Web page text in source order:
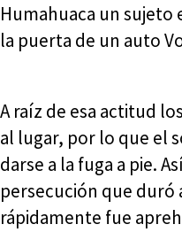
Humahuaca un
la puerta de un auto
A raíz de esa actitud
al lugar, por lo que el
darse a la fuga a pie.
persecución que
rápidamente fue